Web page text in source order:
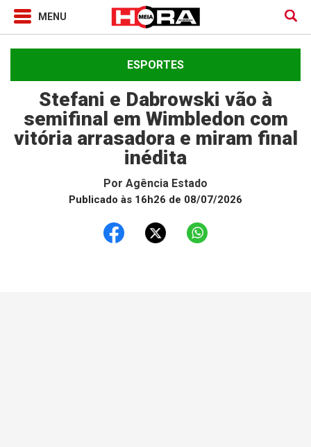
ESPORTES
Stefani e Dabrowski vão à
semifinal em Wimbledon com
vitória arrasadora e miram final
inédita
Por Agência Estado
Publicado às 16h26 de 08/07/2026